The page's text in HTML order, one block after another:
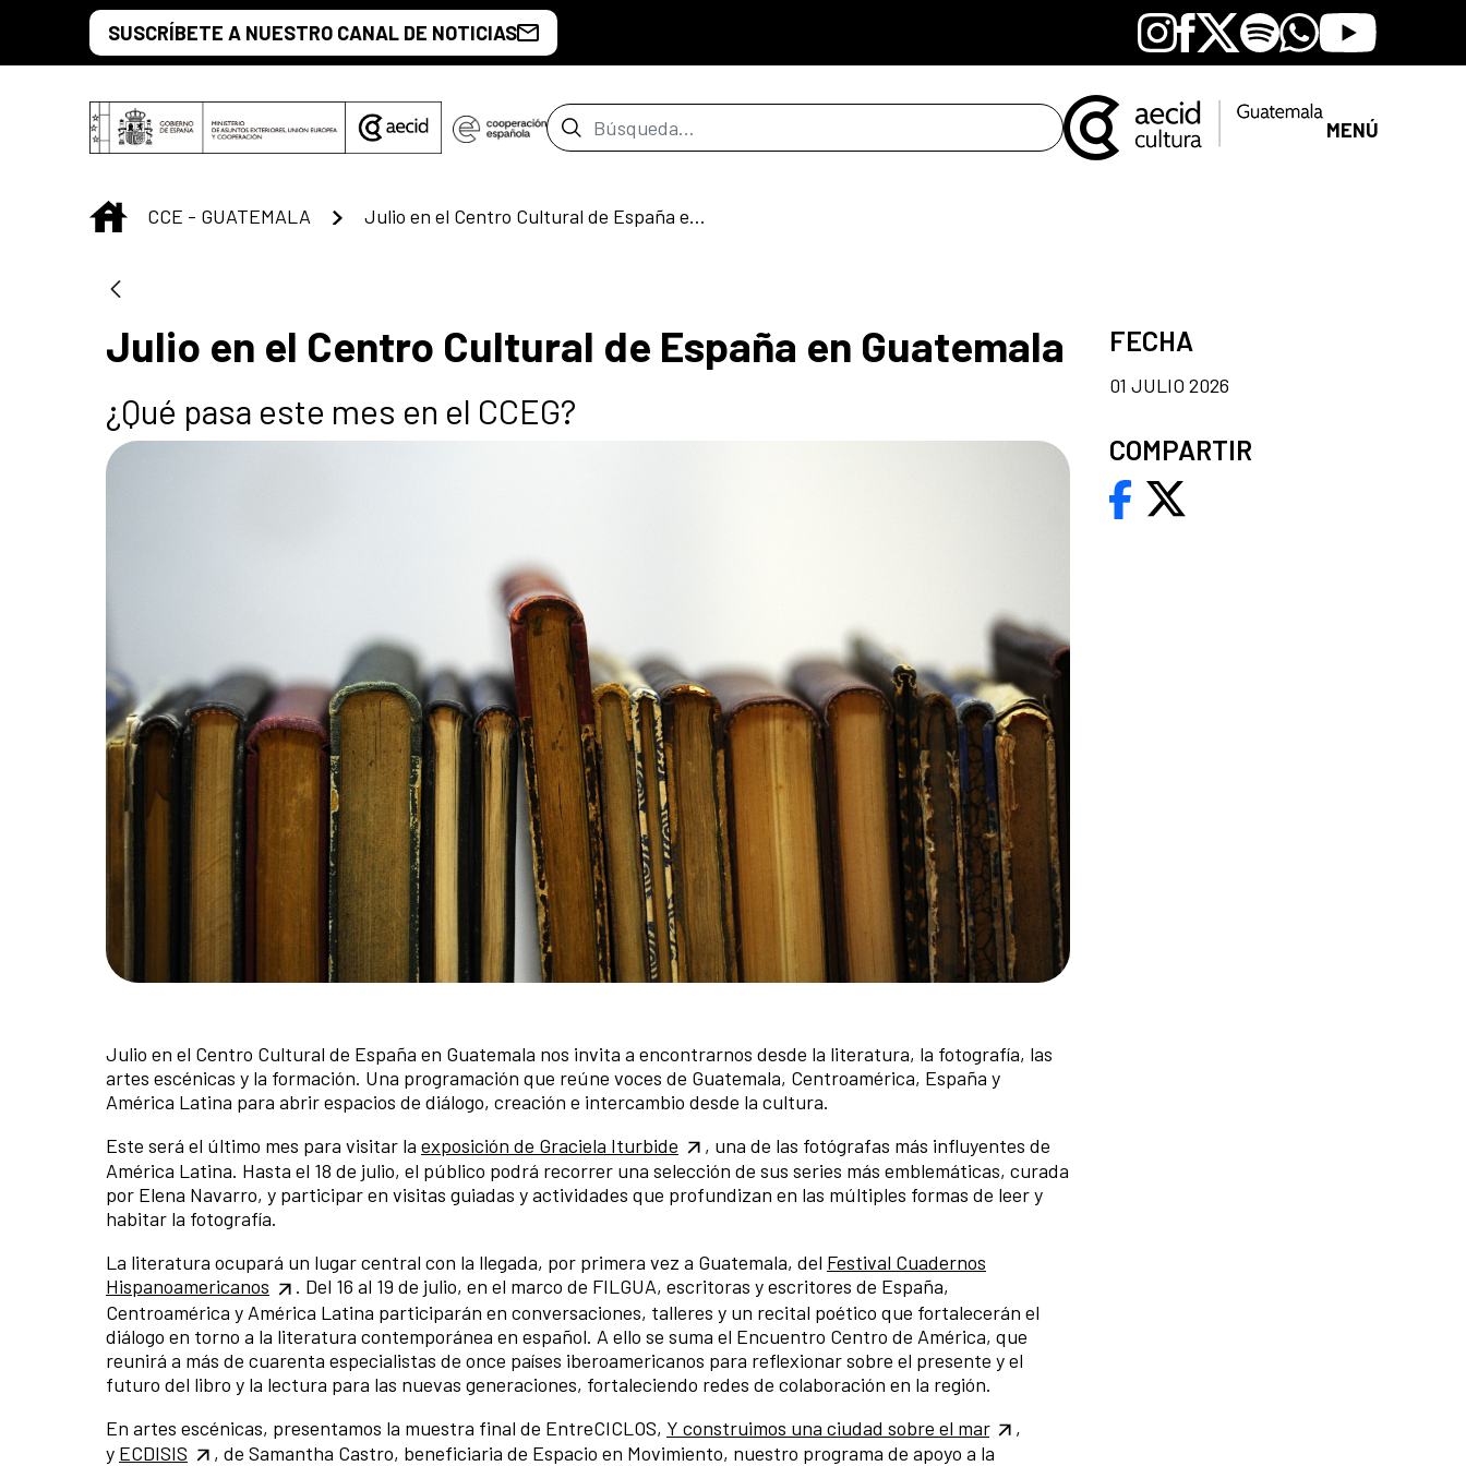
Saltar al contenido principal
SUSCRÍBETE A NUESTRO CANAL DE NOTICIAS Instagram
Facebook
X SpotifyWhatsapp
Youtube
Barra de búsqueda MENÚ
INICIO
CCE - GUATEMALA Julio en el Centro Cultural de España en Guatemala
Julio en el Centro Cultural de España en Guatemala
¿Qué pasa este mes en el CCEG?
Julio en el Centro Cultural de España en Guatemala nos invita a encontrarnos desde la literatura, la fotografía, las
artes escénicas y la formación. Una programación que reúne voces de Guatemala, Centroamérica, España y
América Latina para abrir espacios de diálogo, creación e intercambio desde la cultura.
Este será el último mes para visitar la exposición de Graciela Iturbide
, una de las fotógrafas más influyentes de
América Latina. Hasta el 18 de julio, el público podrá recorrer una selección de sus series más emblemáticas, curada
por Elena Navarro, y participar en visitas guiadas y actividades que profundizan en las múltiples formas de leer y
habitar la fotografía.
La literatura ocupará un lugar central con la llegada, por primera vez a Guatemala, del Festival Cuadernos
Hispanoamericanos
. Del 16 al 19 de julio, en el marco de FILGUA, escritoras y escritores de España,
Centroamérica y América Latina participarán en conversaciones, talleres y un recital poético que fortalecerán el
diálogo en torno a la literatura contemporánea en español. A ello se suma el Encuentro Centro de América, que
reunirá a más de cuarenta especialistas de once países iberoamericanos para reflexionar sobre el presente y el
futuro del libro y la lectura para las nuevas generaciones, fortaleciendo redes de colaboración en la región.
En artes escénicas, presentamos la muestra final de EntreCICLOS, Y construimos una ciudad sobre el mar
,
y ECDISIS
, de Samantha Castro, beneficiaria de Espacio en Movimiento, nuestro programa de apoyo a la
FECHA
01 JULIO 2026
COMPARTIR